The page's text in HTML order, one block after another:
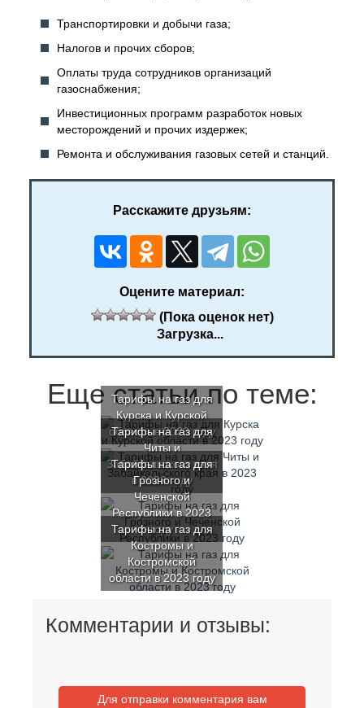
Транспортировки и добычи газа;
Налогов и прочих сборов;
Оплаты труда сотрудников организаций
газоснабжения;
Инвестиционных программ разработок новых
месторождений и прочих издержек;
Ремонта и обслуживания газовых сетей и станций.
Расскажите друзьям:
Оцените материал:
(Пока оценок нет)
Загрузка...
Еще статьи по теме:
Тарифы на газ для
Курска и Курской
области в 2023 году
Тарифы на газ для
Читы и
Забайкальского края
в 2023 году
Тарифы на газ для
Грозного и
Чеченской
Республики в 2023
году
Тарифы на газ для
Костромы и
Костромской
области в 2023 году
Комментарии и отзывы:
Для отправки комментария вам